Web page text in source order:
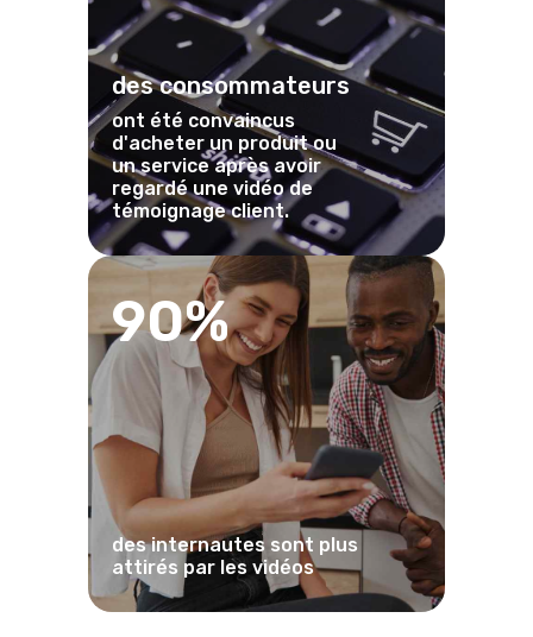
des consommateurs
ont été convaincus
d'acheter un produit ou
un service après avoir
regardé une vidéo de
témoignage client.
90%
des internautes sont plus
attirés par les vidéos